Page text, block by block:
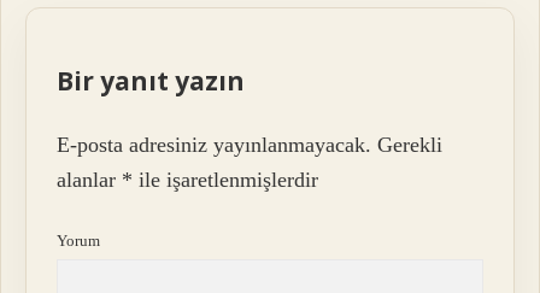
Bir yanıt yazın
E-posta adresiniz yayınlanmayacak. Gerekli
alanlar * ile işaretlenmişlerdir
Yorum